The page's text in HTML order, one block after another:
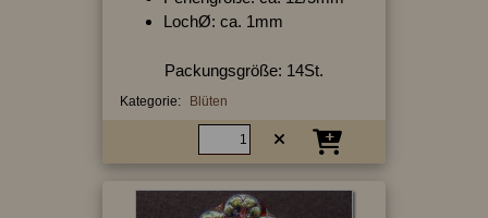
LochØ: ca. 1mm
Packungsgröße: 14St.
Kategorie: Blüten